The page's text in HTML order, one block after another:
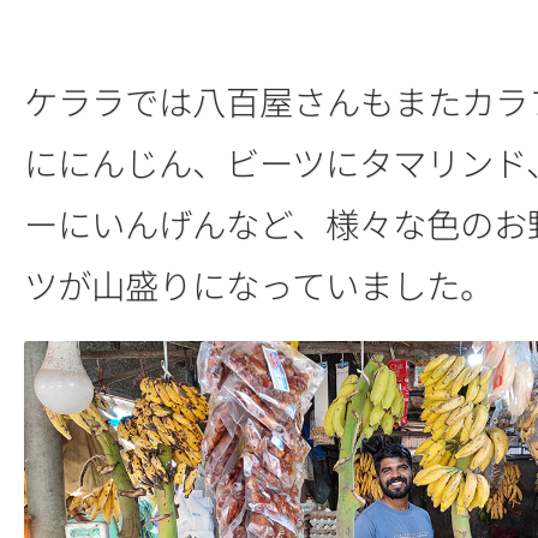
ケララでは八百屋さんもまたカ
ににんじん、ビーツにタマリン
ーにいんげんなど、様々な色の
ツが山盛りになっていました。